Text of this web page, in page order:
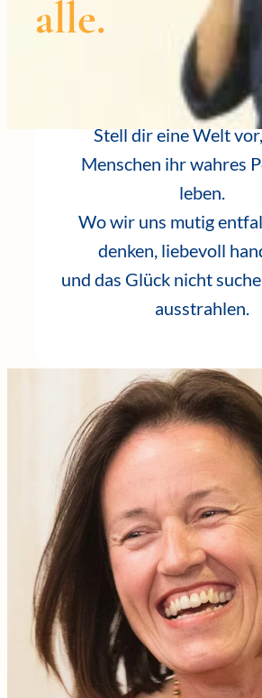
alle.
Stell dir eine Welt
Menschen ihr wahres
leben.
Wo wir uns mutig
denken, liebevoll
und das Glück nicht
ausstrahlen.